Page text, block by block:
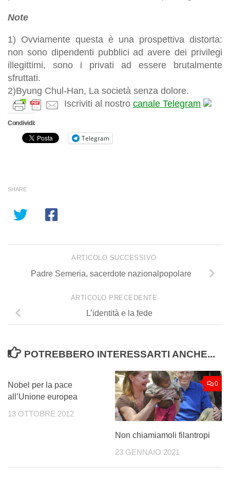
Note
1) Ovviamente questa è una prospettiva distorta:
non sono dipendenti pubblici ad avere dei privilegi
illegittimi, sono i privati ad essere brutalmente
sfruttati.
2)Byung Chul-Han, La società senza dolore.
Iscriviti al nostro canale Telegram
Condividi:
Telegram
SHARE
ARTICOLO SUCCESSIVO
Padre Semeria, sacerdote nazionalpopolare
ARTICOLO PRECEDENTE
L’identità e la fede
POTREBBERO INTERESSARTI ANCHE...
Nobel per la pace
all’Unione europea
13 OTTOBRE 2012
0
Non chiamiamoli filantropi
23 GENNAIO 2021